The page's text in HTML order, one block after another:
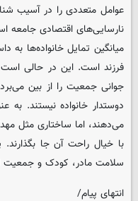
عوامل متعددی را در آسیب
نارسایی‌های اقتصادی جامعه
فرزند است. این در حالی است
جوانی جمعیت را از بین
دوستدار خانواده نیستند. به
می‌دهند، اما ساختاری مثل
با خیال راحت آن جا
سلامت مادر، کودک و جمعیت
انتهای پیام/